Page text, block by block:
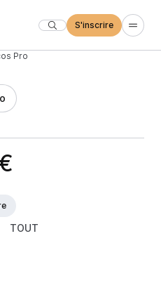
S'inscrire
Pro
TOUT